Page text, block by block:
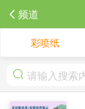
频道
彩喷纸